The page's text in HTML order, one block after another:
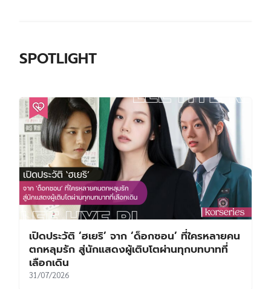
SPOTLIGHT
เปิดประวัติ ‘ฮเยริ’ จาก ‘ด็อกซอน’ ที่ใครหลายคน
ตกหลุมรัก สู่นักแสดงผู้เติบโตผ่านทุกบทบาทที่
เลือกเดิน
31/07/2026